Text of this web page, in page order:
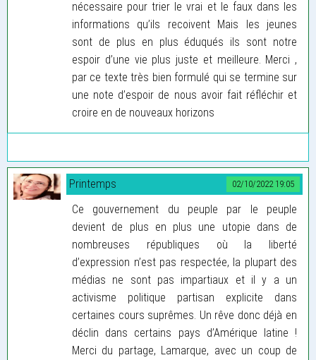
nécessaire pour trier le vrai et le faux dans les
informations qu’ils recoivent Mais les jeunes
sont de plus en plus éduqués ils sont notre
espoir d’une vie plus juste et meilleure. Merci ,
par ce texte très bien formulé qui se termine sur
une note d’espoir de nous avoir fait réfléchir et
croire en de nouveaux horizons
02/10/2022 19:05
Printemps
Ce gouvernement du peuple par le peuple
devient de plus en plus une utopie dans de
nombreuses républiques où la liberté
d’expression n’est pas respectée, la plupart des
médias ne sont pas impartiaux et il y a un
activisme politique partisan explicite dans
certaines cours suprêmes. Un rêve donc déjà en
déclin dans certains pays d’Amérique latine !
Merci du partage, Lamarque, avec un coup de